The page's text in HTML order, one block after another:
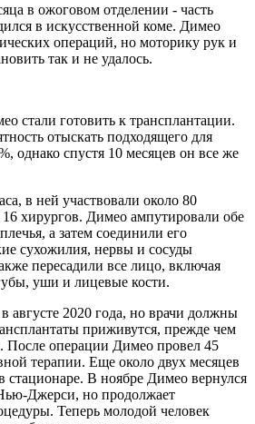
в ожоговом отделении - часть
в искусственной коме. Димео
операций, но моторику рук и
так и не удалось.
стали готовить к трансплантации.
отыскать подходящего для
однако спустя 10 месяцев он все же
в ней участвовали около 80
хирургов. Димео ампутировали обе
а затем соединили его
сухожилия, нервы и сосуды
пересадили все лицо, включая
уши и лицевые кости.
августе 2020 года, но врачи должны
приживутся, прежде чем
После операции Димео провел 45
терапии. Еще около двух месяцев
стационаре. В ноябре Димео вернулся
Джерси, но продолжает
Теперь молодой человек